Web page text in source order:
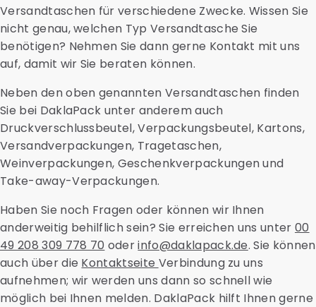
Versandtaschen für verschiedene Zwecke. Wissen Sie
nicht genau, welchen Typ Versandtasche Sie
benötigen? Nehmen Sie dann gerne Kontakt mit uns
auf, damit wir Sie beraten können.
Neben den oben genannten Versandtaschen finden
Sie bei DaklaPack unter anderem auch
Druckverschlussbeutel, Verpackungsbeutel, Kartons,
Versandverpackungen, Tragetaschen,
Weinverpackungen, Geschenkverpackungen und
Take-away-Verpackungen.
Haben Sie noch Fragen oder können wir Ihnen
anderweitig behilflich sein? Sie erreichen uns unter 00
49 208 309 778 70 oderinfo@daklapack.de. Sie können
auch über die Kontaktseite Verbindung zu uns
aufnehmen; wir werden uns dann so schnell wie
möglich bei Ihnen melden. DaklaPack hilft Ihnen gerne